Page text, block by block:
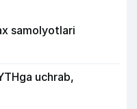
samolyotlari
uchrab,